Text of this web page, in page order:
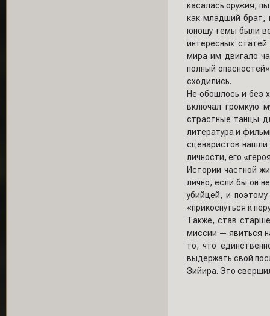
касалась оружия,
как младший брат,
юношу темы были
интересных
мира им двигало
полный
сходились.
Не обошлось и без
включал громкую
страстные танцы
литература и
сценаристов
личности, его
Истории частной
лично, если бы он
убийцей, и
«прикоснуться к
Также, став
миссии — явиться
то, что
выдержать свой
Зийира. Это